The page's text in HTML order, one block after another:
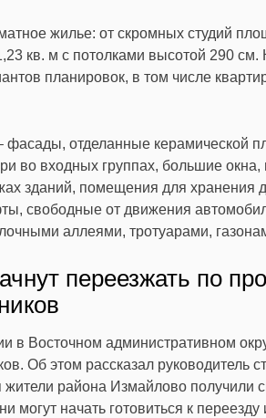
жилье: от скромных студий
кв. м с потолками высотой 290 см.
планировок, в том числе
отделанные керамической
во входных группах, большие окна,
зданий, помещения для хранения
свободные от движения
аллеями, тротуарами,
переезжать по
в Восточном административном
Об этом рассказал руководитель
жители района Измайлово получили
могут начать готовиться к